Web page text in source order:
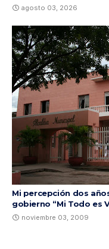
agosto 03, 2026
Mi percepción dos
gobierno “Mi Todo es
noviembre 03, 2009